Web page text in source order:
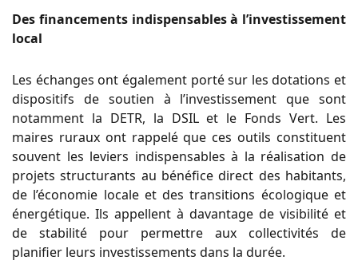
Des financements indispensables à l’investissement
local
Les échanges ont également porté sur les dotations et
dispositifs de soutien à l’investissement que sont
notamment la DETR, la DSIL et le Fonds Vert. Les
maires ruraux ont rappelé que ces outils constituent
souvent les leviers indispensables à la réalisation de
projets structurants au bénéfice direct des habitants,
de l’économie locale et des transitions écologique et
énergétique. Ils appellent à davantage de visibilité et
de stabilité pour permettre aux collectivités de
planifier leurs investissements dans la durée.